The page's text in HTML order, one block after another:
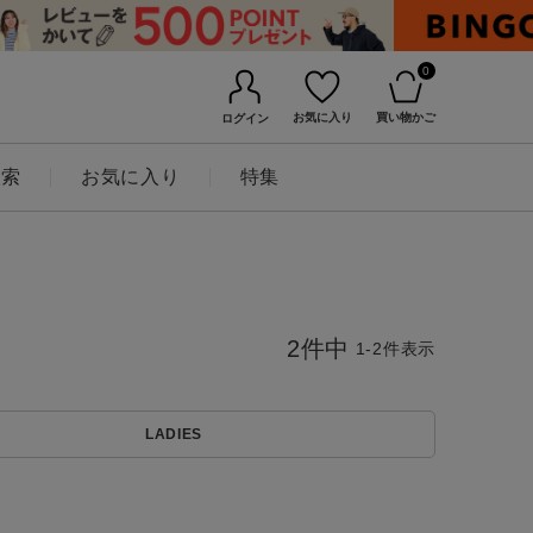
ログイン お気に入り
0
買い物かご
お気に入り 特集
BINGOYAについて
LADIES
2件中 1-2件表示